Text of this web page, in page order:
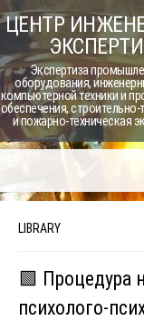
Skip
to
content
ЦЕНТР
Экспертиза
оборудования,
компьютерной техники и
обеспечения, строительно-
и пожарно-техническая
LIBRARY
🟩 Процедура
психолого-